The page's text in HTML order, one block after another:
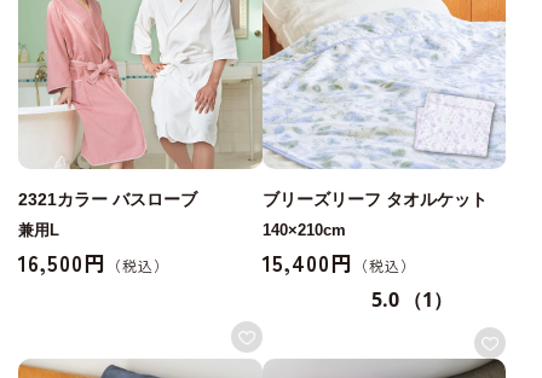
2321カラー バスローブ
兼用L
16,500円
ブリーズリーフ タオルケット
140×210cm
15,400円
5.0 （1）